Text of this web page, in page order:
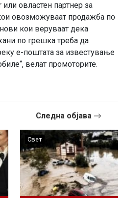
овластен партнер за
овозможуваат продажба по
кои веруваат дека
по грешка треба да
е-поштата за известување
велат промоторите.
Следна објава
Свет